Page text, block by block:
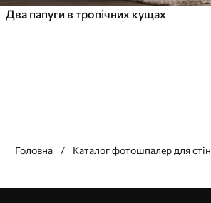
Два папуги в тропічних кущах
Головна Каталог фотошпалер для стін